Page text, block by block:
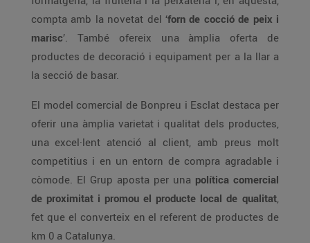
compta amb la novetat del ‘forn de cocció de peix i
marisc’. També ofereix una àmplia oferta de
productes de decoració i equipament per a la llar a
la secció de basar.
El model comercial de Bonpreu i Esclat destaca per
oferir una àmplia varietat i qualitat dels productes,
una excel·lent atenció al client, amb preus molt
competitius i en un entorn de compra agradable i
còmode. El Grup aposta per una política comercial
de proximitat i promou el producte local de qualitat,
fet que el converteix en el referent de productes de
km 0 a Catalunya.